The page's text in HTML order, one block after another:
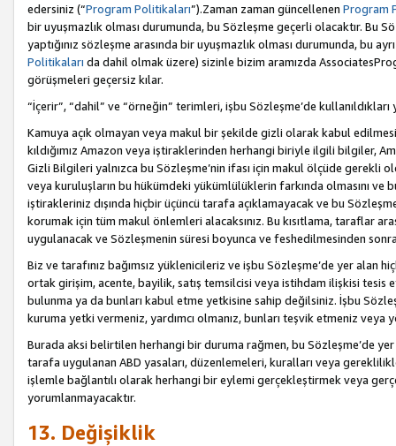
edersiniz (“Program Politikaları”).Zaman zaman güncellenen Program
bir uyuşmazlık olması durumunda, bu Sözleşme geçerli olacaktır. Bu
yaptığınız sözleşme arasında bir uyuşmazlık olması durumunda, bu
Politikaları da dahil olmak üzere) sizinle bizim aramızda
görüşmeleri geçersiz kılar.
“İçerir”, “dahil” ve “örneğin” terimleri, işbu Sözleşme’de
Kamuya açık olmayan veya makul bir şekilde gizli olarak kabul
kıldığımız Amazon veya iştiraklerinden herhangi biriyle ilgili bilgiler,
Gizli Bilgileri yalnızca bu Sözleşme’nin ifası için makul ölçüde gerekli
veya kuruluşların bu hükümdeki yükümlülüklerin farkında olmasını ve
iştirakleriniz dışında hiçbir üçüncü tarafa açıklamayacak ve bu
korumak için tüm makul önlemleri alacaksınız. Bu kısıtlama, taraflar
uygulanacak ve Sözleşmenin süresi boyunca ve feshedilmesinden
Biz ve tarafınız bağımsız yüklenicileriz ve işbu Sözleşme’de yer alan
ortak girişim, acente, bayilik, satış temsilcisi veya istihdam ilişkisi
bulunma ya da bunları kabul etme yetkisine sahip değilsiniz. İşbu
kuruma yetki vermeniz, yardımcı olmanız, bunları teşvik etmeniz
Burada aksi belirtilen herhangi bir duruma rağmen, bu Sözleşme’de
tarafa uygulanan ABD yasaları, düzenlemeleri, kuralları veya
işlemle bağlantılı olarak herhangi bir eylemi gerçekleştirmek veya
yorumlanmayacaktır.
13. Değişiklik